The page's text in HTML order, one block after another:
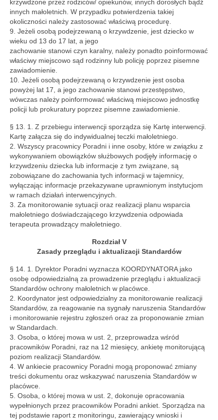
krzywdzone przez rodziców/ opiekunów, innych dorosłych bądź
innych małoletnich. W przypadku potwierdzenia takiej
okoliczności należy zastosować właściwą procedurę.
9. Jeżeli osobą podejrzewaną o krzywdzenie, jest dziecko w
wieku od 13 do 17 lat, a jego
zachowanie stanowi czyn karalny, należy ponadto poinformować
właściwy miejscowo sąd rodzinny lub policję poprzez pisemne
zawiadomienie.
10. Jeżeli osobą podejrzewaną o krzywdzenie jest osoba
powyżej lat 17, a jego zachowanie stanowi przestępstwo,
wówczas należy poinformować właściwą miejscowo jednostkę
policji lub prokuratury poprzez pisemne zawiadomienie.
§ 13. 1. Z przebiegu interwencji sporządza się Kartę interwencji.
Kartę załącza się do indywidualnej teczki małoletniego.
2. Wszyscy pracownicy Poradni i inne osoby, które w związku z
wykonywaniem obowiązków służbowych podjęły informację o
krzywdzeniu dziecka lub informacje z tym związane, są
zobowiązane do zachowania tych informacji w tajemnicy,
wyłączając informacje przekazywane uprawnionym instytucjom
w ramach działań interwencyjnych.
3. Za monitorowanie sytuacji oraz realizacji planu wsparcia
małoletniego doświadczającego krzywdzenia odpowiada
terapeuta prowadzący małoletniego.
Rozdział V
Zasady przeglądu i aktualizacji Standardów
§ 14. 1. Dyrektor Poradni wyznacza KOORDYNATORA jako
osobę odpowiedzialną za prowadzenie przeglądu i aktualizacji
Standardów ochrony małoletnich w placówce.
2. Koordynator jest odpowiedzialny za monitorowanie realizacji
Standardów, za reagowanie na sygnały naruszenia Standardów
i monitorowanie rejestru zgłoszeń oraz za proponowanie zmian
w Standardach.
3. Osoba, o której mowa w ust. 2, przeprowadza wśród
pracowników Poradni, raz na 12 miesięcy, ankietę monitorującą
poziom realizacji Standardów.
4. W ankiecie pracownicy Poradni mogą proponować zmiany
treści dokumentu oraz wskazywać naruszenia Standardów w
placówce.
5. Osoba, o której mowa w ust. 2, dokonuje opracowania
wypełnionych przez pracowników Poradni ankiet. Sporządza na
tej podstawie raport z monitoringu, zawierający wnioski i